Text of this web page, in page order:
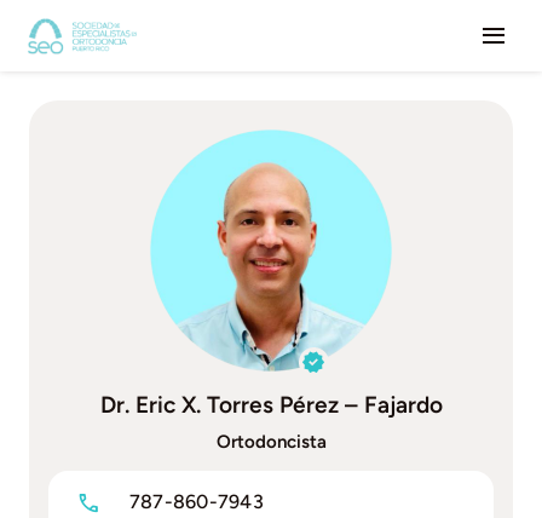
Saltar
Dr. Eric X. Torres Pérez – Fajardo
Ortodoncista
787-860-7943